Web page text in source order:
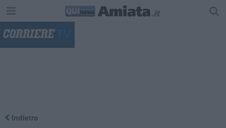
Indietro